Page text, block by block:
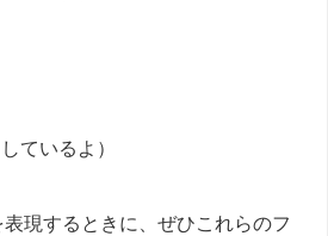
ているよ）
現するときに、ぜひこれらのフ